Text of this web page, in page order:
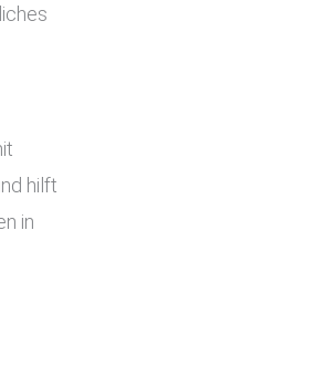
hilft
in